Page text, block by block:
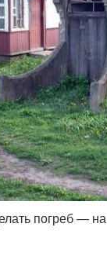
погреб —